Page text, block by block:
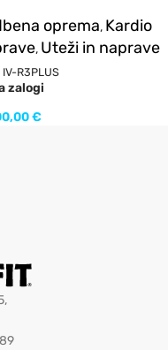
oprema, Kardio
, Uteži in naprave
IV-R3PLUS
zalogi
€